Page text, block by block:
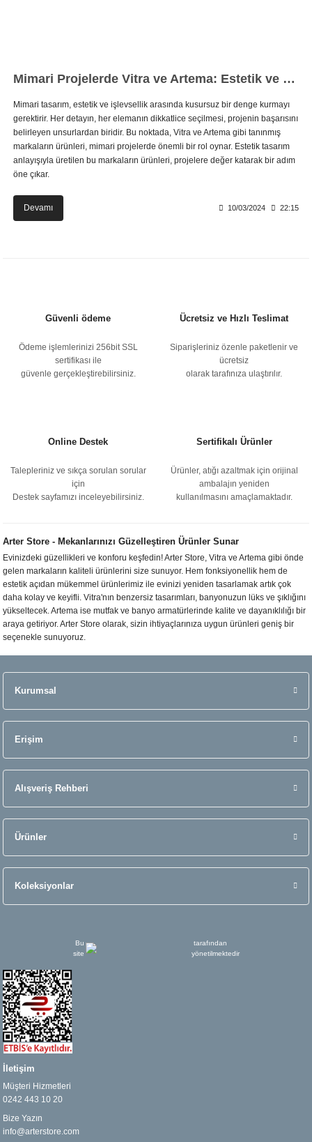
Mimari Projelerde Vitra ve Artema: Estetik ve Kaliteyi Bir Araya Getirme Sanatı
Mimari tasarım, estetik ve işlevsellik arasında kusursuz bir denge kurmayı
gerektirir. Her detayın, her elemanın dikkatlice seçilmesi, projenin başarısını
belirleyen unsurlardan biridir. Bu noktada, Vitra ve Artema gibi tanınmış
markaların ürünleri, mimari projelerde önemli bir rol oynar. Estetik tasarım
anlayışıyla üretilen bu markaların ürünleri, projelere değer katarak bir adım
öne çıkar.
Devamı 10/03/2024 22:15
Güvenli ödeme
Ödeme işlemlerinizi 256bit SSL
sertifikası ile
güvenle gerçekleştirebilirsiniz.
Ücretsiz ve Hızlı Teslimat
Siparişleriniz özenle paketlenir ve
ücretsiz
olarak tarafınıza ulaştırılır.
Online Destek
Talepleriniz ve sıkça sorulan sorular
için
Destek sayfamızı inceleyebilirsiniz.
Sertifikalı Ürünler
Ürünler, atığı azaltmak için orijinal
ambalajın yeniden
kullanılmasını amaçlamaktadır.
Arter Store - Mekanlarınızı Güzelleştiren Ürünler Sunar
Evinizdeki güzellikleri ve konforu keşfedin! Arter Store, Vitra ve Artema gibi önde
gelen markaların kaliteli ürünlerini size sunuyor. Hem fonksiyonellik hem de
estetik açıdan mükemmel ürünlerimiz ile evinizi yeniden tasarlamak artık çok
daha kolay ve keyifli. Vitra'nın benzersiz tasarımları, banyonuzun lüks ve şıklığını
yükseltecek. Artema ise mutfak ve banyo armatürlerinde kalite ve dayanıklılığı bir
araya getiriyor. Arter Store olarak, sizin ihtiyaçlarınıza uygun ürünleri geniş bir
seçenekle sunuyoruz.
Kurumsal
Erişim
Alışveriş Rehberi
Ürünler
Koleksiyonlar
Bu
site
tarafından
yönetilmektedir
İletişim
Müşteri Hizmetleri
0242 443 10 20
Bize Yazın
info@arterstore.com